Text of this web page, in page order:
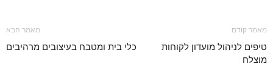
מאמר קודם
טיפים לניהול מועדון לקוחות
מוצלח
מאמר הבא
כלי בית ומטבח בעיצובים מרהיבים